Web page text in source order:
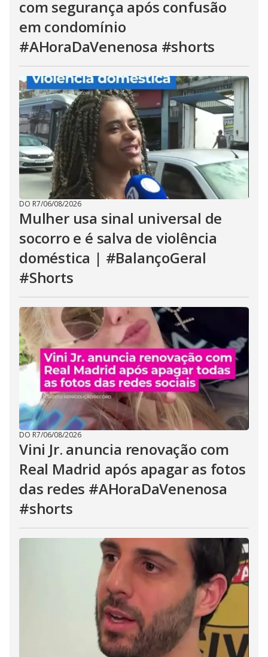
com segurança após confusão
em condomínio
#AHoraDaVenenosa #shorts
DO R7/06/08/2026
Mulher usa sinal universal de
socorro e é salva de violência
doméstica | #BalançoGeral
#Shorts
DO R7/06/08/2026
Vini Jr. anuncia renovação com
Real Madrid após apagar as fotos
das redes #AHoraDaVenenosa
#shorts